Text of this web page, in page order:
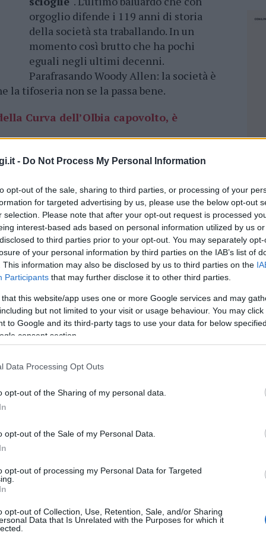
- Do Not Process My Personal Information
opt-out of the sale, sharing to third parties, or processing of your
for targeted advertising by us, please use the below opt-out
selection. Please note that after your opt-out request is processed
interest-based ads based on personal information utilized by us
to third parties prior to your opt-out. You may separately
of your personal information by third parties on the IAB’s list of
This information may also be disclosed by us to third parties on the
Participants that may further disclose it to other third parties.
that this website/app uses one or more Google services and may
but not limited to your visit or usage behaviour. You may
to Google and its third-party tags to use your data for below
consent section.
Data Processing Opt Outs
opt-out of the Sharing of my personal data.
opt-out of the Sale of my Personal Data.
opt-out of processing my Personal Data for Targeted
opt-out of Collection, Use, Retention, Sale, and/or Sharing
Data that Is Unrelated with the Purposes for which it
orgoglio difende i 119 anni di storia
della società sta traballando. In un
momento così brutto che ha pochi
eguali negli ultimi decenni.
Parafrasando Woody Allen: la società è
la tifoseria non se la passa bene.
Curva dell’Olbia capovolto, è
28 ottobre i bianchi hanno giocato nella
col nome “Curva Mare Olbia”. La
a Olbia la loro prima trasferta
esposto al contrario, può aver
olbiese.
fine del gruppo, ma non chiarisce che forma
Curva Mare si scioglie – scrivono in modo
i fatti e l’accaduto li teniamo per noi.
ultras”.